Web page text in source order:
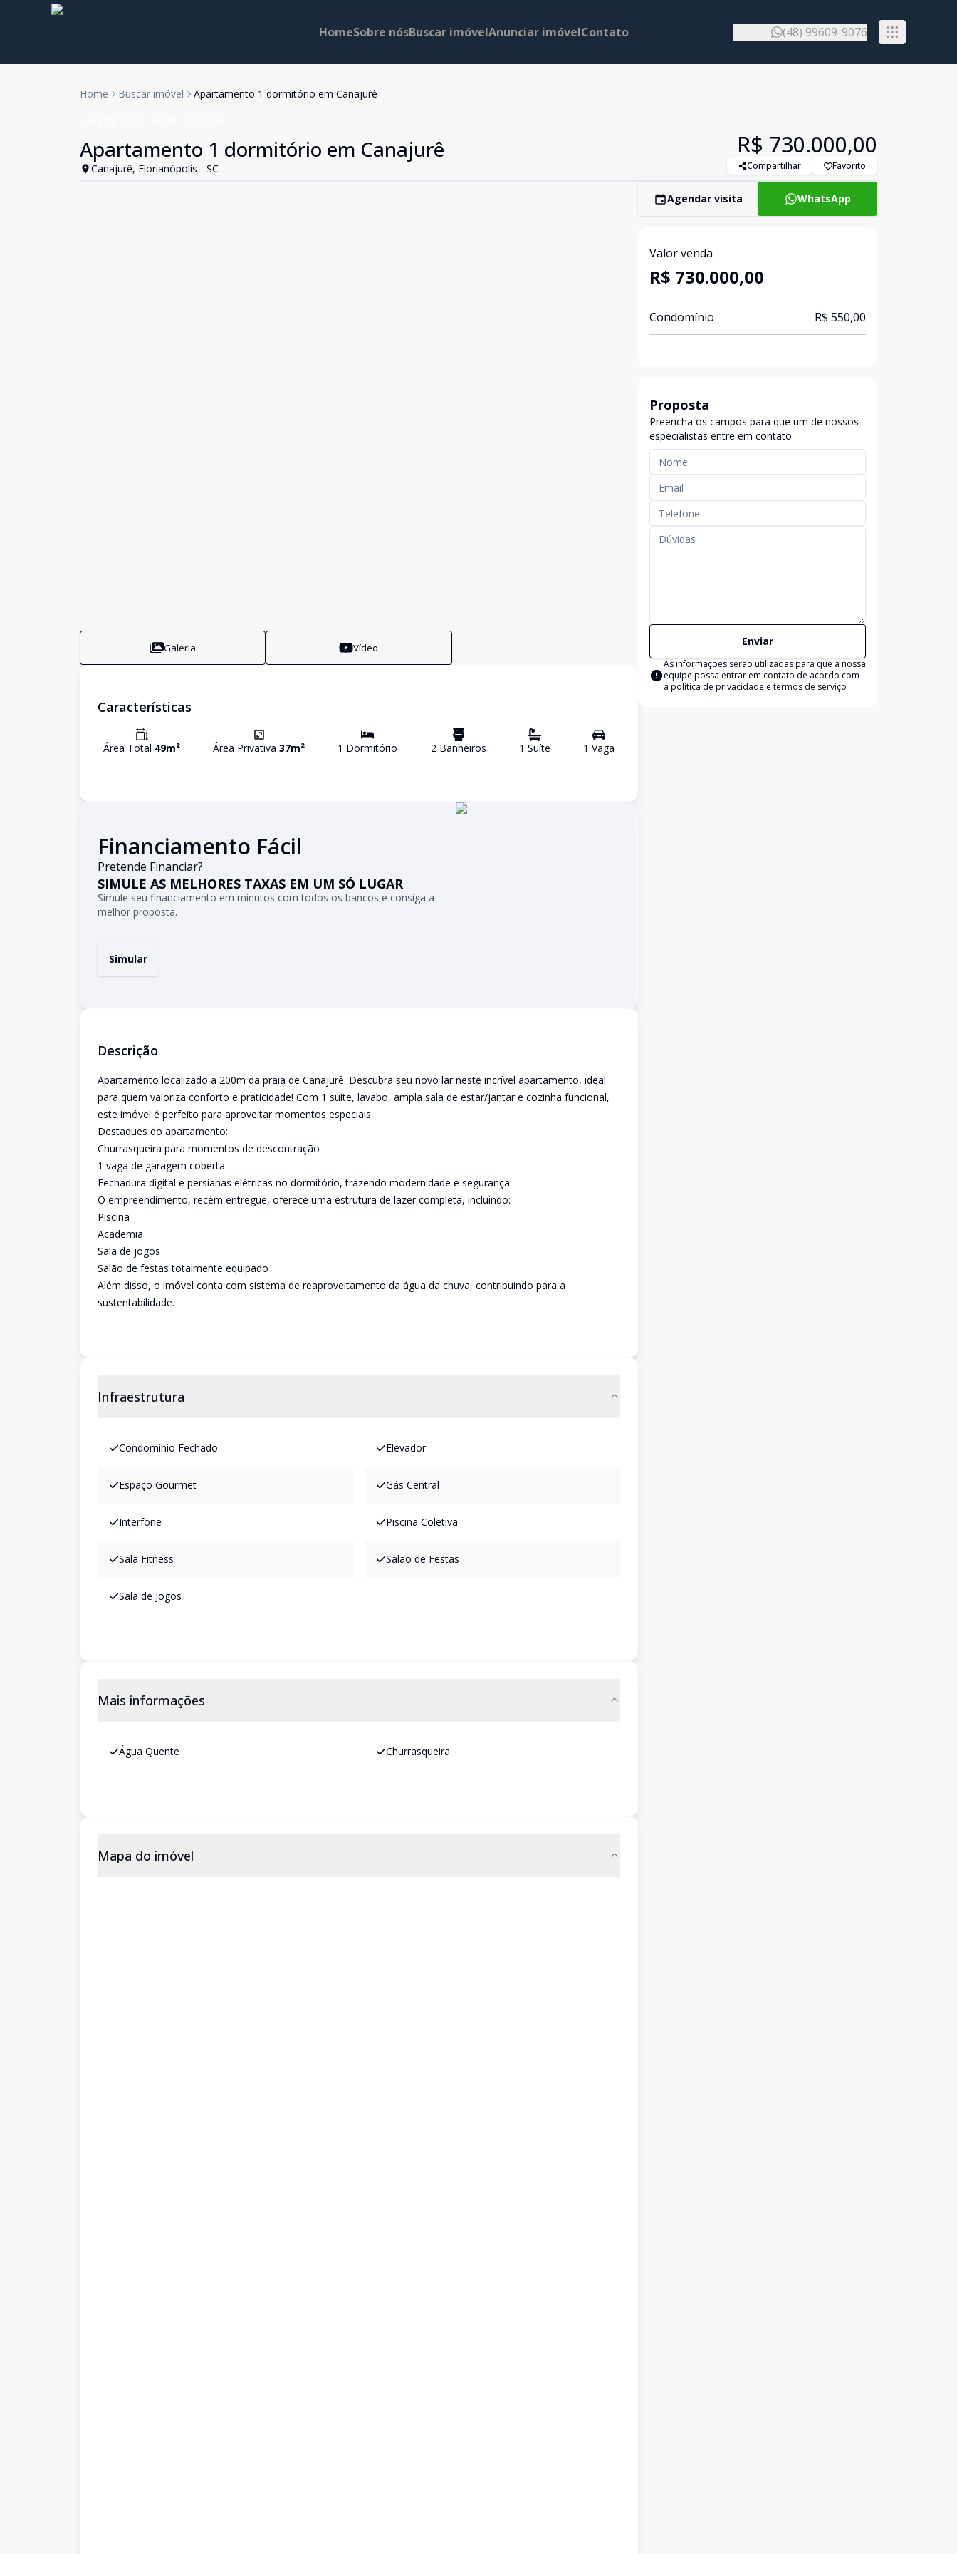
HomeSobre nósBuscar imóvelAnunciar imóvelContato (48) 99609-9076
Home Buscar imóvel Apartamento 1 dormitório em Canajurê
Apartamento 1 dormitório em Canajurê
Canajurê, Florianópolis - SC
R$ 730.000,00
Compartilhar Favorito
Galeria Vídeo
Características
Área Total 49m² Área Privativa37m² 1 Dormitório 2Banheiros 1 Suíte 1 Vaga
Financiamento Fácil
Pretende Financiar?
SIMULE AS MELHORES TAXAS EM UM SÓ LUGAR
Simule seu financiamento em minutos com todos os bancos e consiga a
melhor proposta.
Simular
Descrição
Apartamento localizado a 200m da praia de Canajurê. Descubra seu novo lar neste incrível apartamento, ideal
para quem valoriza conforto e praticidade! Com 1 suíte, lavabo, ampla sala de estar/jantar e cozinha funcional,
este imóvel é perfeito para aproveitar momentos especiais.
Destaques do apartamento:
Churrasqueira para momentos de descontração
1 vaga de garagem coberta
Fechadura digital e persianas elétricas no dormitório, trazendo modernidade e segurança
O empreendimento, recém entregue, oferece uma estrutura de lazer completa, incluindo:
Piscina
Academia
Sala de jogos
Salão de festas totalmente equipado
Além disso, o imóvel conta com sistema de reaproveitamento da água da chuva, contribuindo para a
sustentabilidade.
Infraestrutura
Condomínio Fechado Elevador
Espaço Gourmet Gás Central
Interfone Piscina Coletiva
Sala Fitness Salão de Festas
Sala de Jogos
Mais informações
Água Quente Churrasqueira
Mapa do imóvel
Agendar visita WhatsApp
Valor venda
R$ 730.000,00
Condomínio R$ 550,00
Proposta
Preencha os campos para que um de nossos
especialistas entre em contato
Enviar
As informações serão utilizadas para que a nossa
equipe possa entrar em contato de acordo com
a política de privacidade e termos de serviço